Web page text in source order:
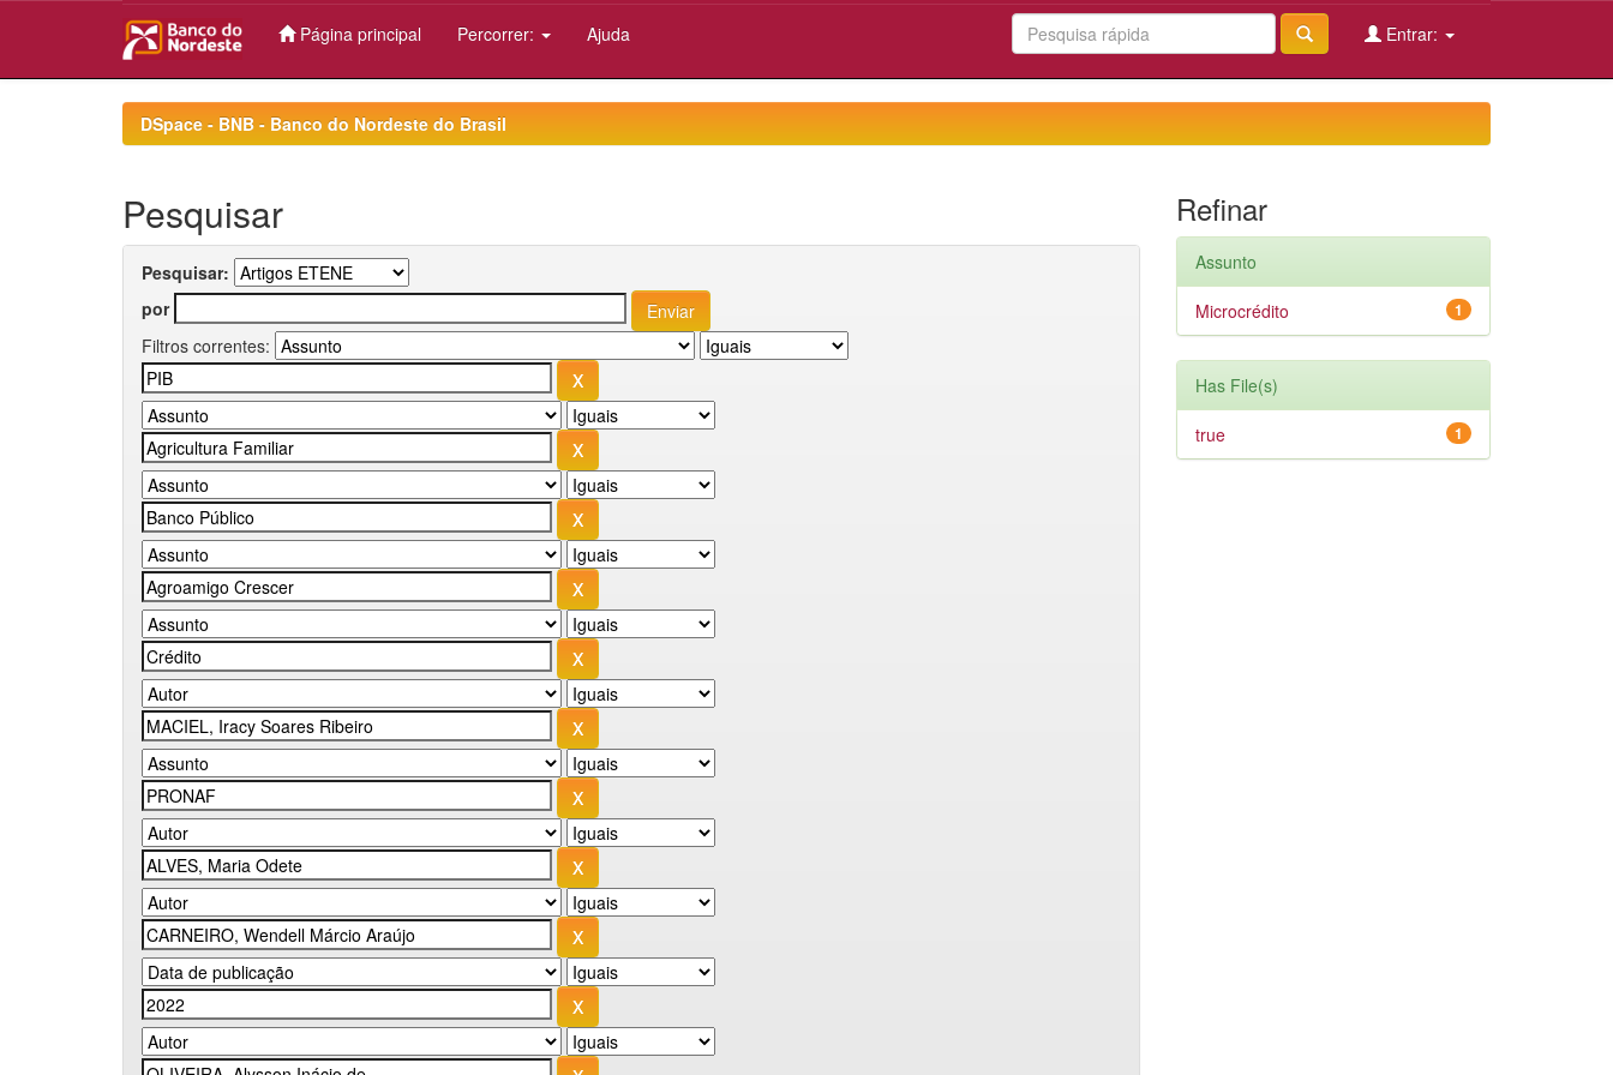
Página principal Percorrer: Ajuda Entrar:
DSpace - BNB - Banco do Nordeste do Brasil
Pesquisar
Pesquisar:
por
Filtros correntes:
Refinar
Assunto
1
Microcrédito
Has File(s)
1
true